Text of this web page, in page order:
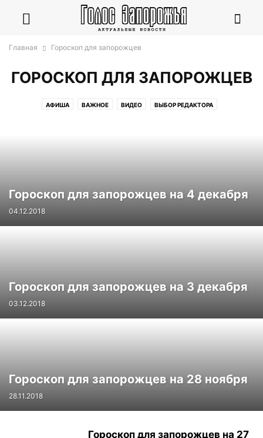
Главная Гороскоп для запорожцев
ГОРОСКОП ДЛЯ ЗАПОРОЖЦЕВ
АФИША ВАЖНОЕ ВИДЕО ВЫБОР РЕДАКТОРА
Гороскоп для запорожцев на 4 декабря
04.12.2018
Гороскоп для запорожцев на 3 декабря
03.12.2018
Гороскоп для запорожцев на 28 ноября
28.11.2018
Гороскоп для запорожцев на 27